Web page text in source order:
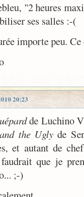
"2 heures
ses salles :-(
importe peu.
20:23
de Luchino
the Ugly de
et autant de
que je
;-)